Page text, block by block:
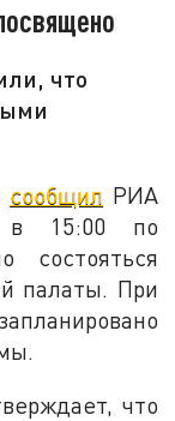
что
сообщил РИА
в 15:00 по
состояться
палаты. При
что